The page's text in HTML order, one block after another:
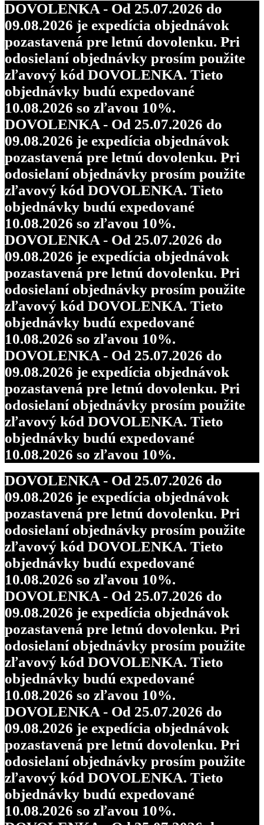
DOVOLENKA - Od 25.07.2026 do
09.08.2026 je expedícia objednávok
pozastavená pre letnú dovolenku. Pri
odosielaní objednávky prosím použite
zľavový kód DOVOLENKA. Tieto
objednávky budú expedované
10.08.2026 so zľavou 10%.
DOVOLENKA - Od 25.07.2026 do
09.08.2026 je expedícia objednávok
pozastavená pre letnú dovolenku. Pri
odosielaní objednávky prosím použite
zľavový kód DOVOLENKA. Tieto
objednávky budú expedované
10.08.2026 so zľavou 10%.
DOVOLENKA - Od 25.07.2026 do
09.08.2026 je expedícia objednávok
pozastavená pre letnú dovolenku. Pri
odosielaní objednávky prosím použite
zľavový kód DOVOLENKA. Tieto
objednávky budú expedované
10.08.2026 so zľavou 10%.
DOVOLENKA - Od 25.07.2026 do
09.08.2026 je expedícia objednávok
pozastavená pre letnú dovolenku. Pri
odosielaní objednávky prosím použite
zľavový kód DOVOLENKA. Tieto
objednávky budú expedované
10.08.2026 so zľavou 10%.
DOVOLENKA - Od 25.07.2026 do
09.08.2026 je expedícia objednávok
pozastavená pre letnú dovolenku. Pri
odosielaní objednávky prosím použite
zľavový kód DOVOLENKA. Tieto
objednávky budú expedované
10.08.2026 so zľavou 10%.
DOVOLENKA - Od 25.07.2026 do
09.08.2026 je expedícia objednávok
pozastavená pre letnú dovolenku. Pri
odosielaní objednávky prosím použite
zľavový kód DOVOLENKA. Tieto
objednávky budú expedované
10.08.2026 so zľavou 10%.
DOVOLENKA - Od 25.07.2026 do
09.08.2026 je expedícia objednávok
pozastavená pre letnú dovolenku. Pri
odosielaní objednávky prosím použite
zľavový kód DOVOLENKA. Tieto
objednávky budú expedované
10.08.2026 so zľavou 10%.